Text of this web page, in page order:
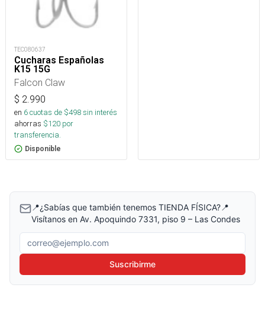
TEC080637
Cucharas Españolas
K15 15G
Falcon Claw
$ 2.990
en 6cuotas de $498sin interés
ahorras $120 por
transferencia.
Disponible
📍¿Sabías que también tenemos TIENDA FÍSICA?📍
Visítanos en Av. Apoquindo 7331, piso 9 – Las Condes
Correo electrónico
Suscribirme